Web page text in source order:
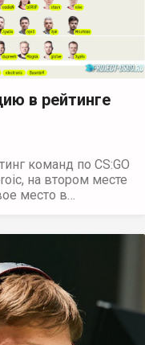
в рейтинге
команд по CS:GO
на втором месте
место в…